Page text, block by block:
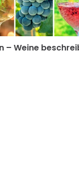
– Weine